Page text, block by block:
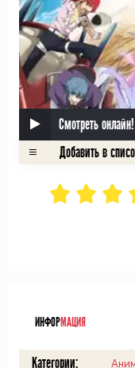
Смотреть онлайн!
ИНФОРМАЦИЯ
Категории: